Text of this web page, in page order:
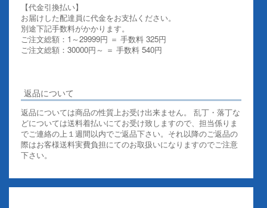
【代金引換払い】
お届けした配達員に代金をお支払ください。
別途下記手数料がかかります。
ご注文総額：1～29999円 ＝ 手数料 325円
ご注文総額：30000円～ ＝ 手数料 540円
返品について
返品については商品の性質上お受け出来ません。 乱丁・落丁な
どについては送料着払いにてお受け致しますので、担当係りま
でご連絡の上１週間以内でご返品下さい。それ以降のご返品の
際はお客様送料実費負担にてのお取扱いになりますのでご注意
下さい。